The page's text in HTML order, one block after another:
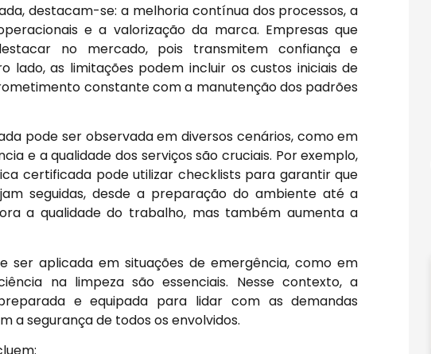
destacam-se: a melhoria contínua dos processos, a
e a valorização da marca. Empresas que
no mercado, pois transmitem confiança e
as limitações podem incluir os custos iniciais de
constante com a manutenção dos padrões
pode ser observada em diversos cenários, como em
e a qualidade dos serviços são cruciais. Por exemplo,
certificada pode utilizar checklists para garantir que
seguidas, desde a preparação do ambiente até a
a qualidade do trabalho, mas também aumenta a
ser aplicada em situações de emergência, como em
na limpeza são essenciais. Nesse contexto, a
e equipada para lidar com as demandas
a segurança de todos os envolvidos.